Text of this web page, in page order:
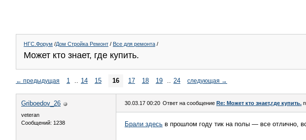
НГС.Форум /Дом Стройка Ремонт / Все для ремонта /
Может кто знает, где купить.
← предыдущая 1 .. 14 15 16 17 18 19 .. 24 следующая →
Griboedov_26
veteran
Сообщений: 1238
30.03.17 00:20 Ответ на сообщение Re: Может кто знает,где купить.
Брали здесь в прошлом году тик на полы — все отлично,